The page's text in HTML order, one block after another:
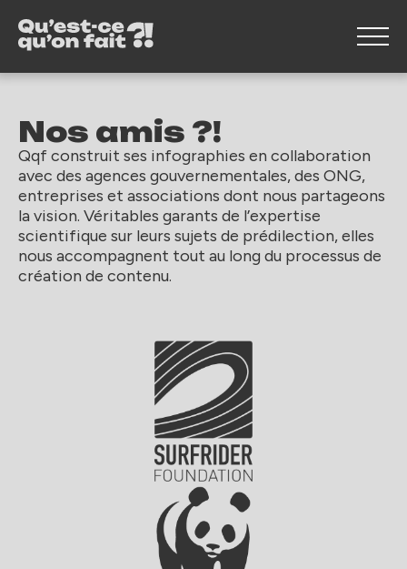
Nos amis ?!
Qqf construit ses infographies en collaboration
avec des agences gouvernementales, des ONG,
entreprises et associations dont nous partageons
la vision. Véritables garants de l’expertise
scientifique sur leurs sujets de prédilection, elles
nous accompagnent tout au long du processus de
création de contenu.